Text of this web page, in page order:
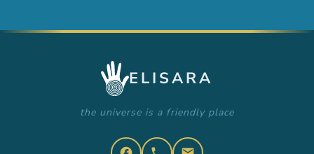
ELISARA
the universe is a friendly place